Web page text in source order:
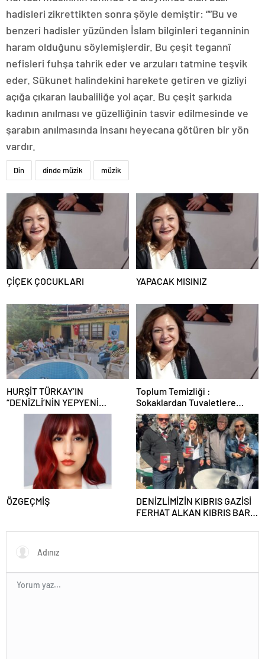
hadisleri zikrettikten sonra şöyle demiştir: “”Bu ve
benzeri hadisler yüzünden İslam bilginleri teganninin
haram olduğunu söylemişlerdir. Bu çeşit tegannî
nefisleri fuhşa tahrik eder ve arzuları tatmine teşvik
eder. Sükunet halindekini harekete getiren ve gizliyi
açığa çıkaran laubaliliğe yol açar. Bu çeşit şarkıda
kadının anılması ve güzelliğinin tasvir edilmesinde ve
şarabın anılmasında insanı heyecana götüren bir yön
vardır.
Din dinde müzik müzik
ÇİÇEK ÇOCUKLARI YAPACAK MISINIZ
HURŞİT TÜRKAY’IN
“DENİZLİ’NİN YEPYENİ
TÜRKÜLERİ KONSERİ”
DENİZLİ TÜRK OCAĞI’NDA
GERÇEKLEŞTİ…
Toplum Temizliği :
Sokaklardan Tuvaletlere
kadar Temizlik Sorunları
ÖZGEÇMİŞ
DENİZLİMİZİN KIBRIS GAZİSİ
FERHAT ALKAN KIBRIS BARIŞ